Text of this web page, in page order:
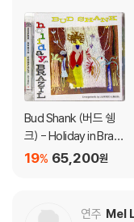
상을 요청할 수 있으며,
다.
관련 사진과 동영상 및
문의 바랍니다.
2) LP는 잦은 배송 과정
가 어려우므로 신중한 구
Bud Shank (버드 쉥
크) - Holiday in Brazil
[SACD Hybrid]
65,200원
19%
연주 Mel